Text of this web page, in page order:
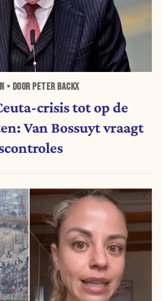
• DOOR PETER BACKX
crisis tot op de
Van Bossuyt vraagt